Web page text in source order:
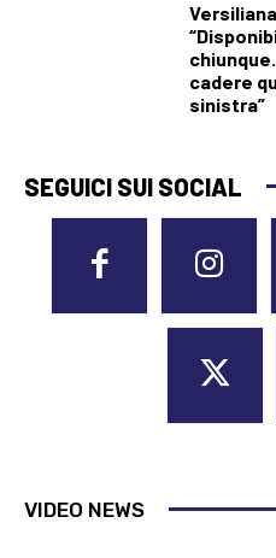
cadere
sinistra”
SEGUICI SUI SOCIAL
VIDEO NEWS